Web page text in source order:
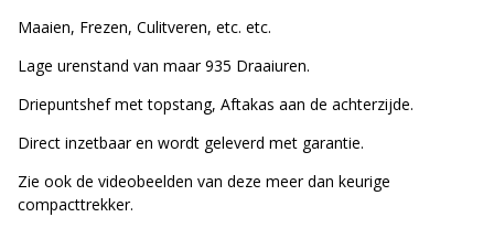
Maaien, Frezen, Culitveren, etc. etc.
Lage urenstand van maar 935 Draaiuren.
Driepuntshef met topstang, Aftakas aan de achterzijde.
Direct inzetbaar en wordt geleverd met garantie.
Zie ook de videobeelden van deze meer dan keurige
compacttrekker.